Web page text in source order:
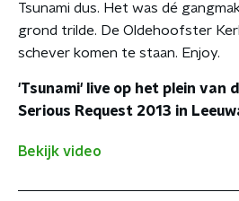
Tsunami dus. Het was dé
grond trilde. De Oldehoofster
schever komen te staan. Enjoy.
'Tsunami' live op het plein van
Serious Request 2013 in
Bekijk video